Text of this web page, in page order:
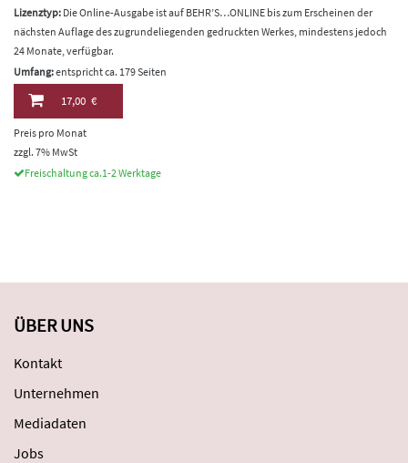
Lizenztyp: Die Online-Ausgabe ist auf BEHR’S…ONLINE bis zum Erscheinen der
nächsten Auflage des zugrundeliegenden gedruckten Werkes, mindestens jedoch
24 Monate, verfügbar.
Umfang:entspricht ca. 179 Seiten
17,00 €
Preis pro Monat
zzgl. 7% MwSt
Freischaltung ca.1-2 Werktage
ÜBER UNS
Kontakt
Unternehmen
Mediadaten
Jobs